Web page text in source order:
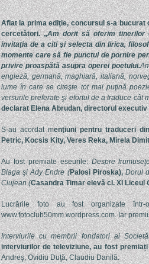
Aflat la prima ediţie, concursul s-a
cercetători. „Am dorit să oferim tinerilor
invitaţia de a citi şi selecta din lirica,
momente care să fie punctul de pornire
privire proaspătă asupra operei poetului.
engleză, germană, maghiară, italiană,
lume în care se citeşte tot mai puţină
versurile preferate şi efortul de a traduce cât
declaratElena Abrudan, directorul
S-au acordat menţiuni pentru traduceri
Petric, Kocsis Kity, Veres Reka, Mirela
Au fost premiate eseurile:Despre
Blaga şi Ady Endre(Palosi Piroska),Dorul
Clujean(Casandra Timar elevă cl. XI Liceul
Lucrările foto au fost organizate
www.fotoclub50mm.wordpress.com. Iar
Interviurile cu membrii fondatori ai
interviurilor de televiziune, au fost premiați
Andreş, Ovidiu Duţă, Claudiu Danilă.